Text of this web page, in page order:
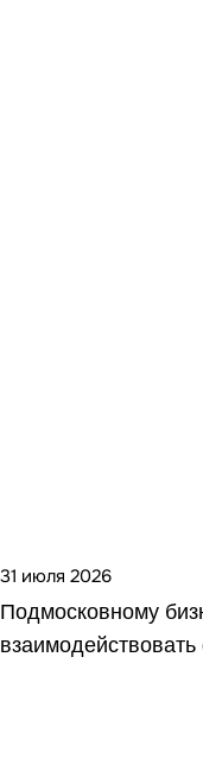
31 июля 2026
Подмосковному
взаимодействовать